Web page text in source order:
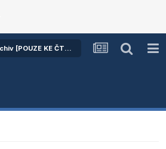
Dotazy a odpovědi - jen archiv [POUZE KE ČTENÍ]